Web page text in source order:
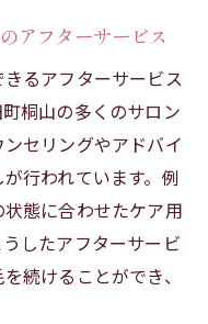
アフターサービス
るアフターサービス
桐山の多くのサロン
セリングやアドバイ
行われています。例
態に合わせたケア用
したアフターサービ
続けることができ、